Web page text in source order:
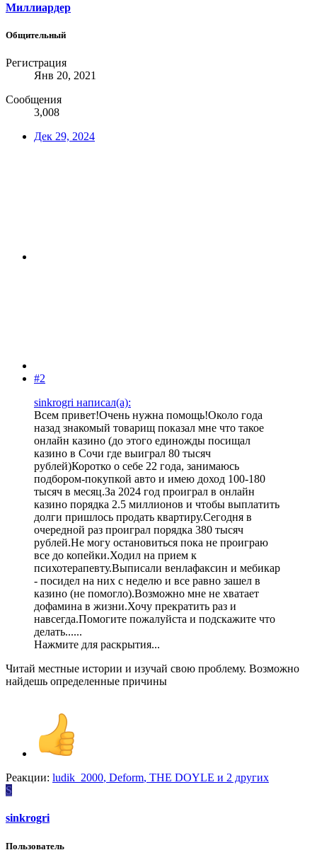
Миллиардер
Общительный
Регистрация
Янв 20, 2021
Сообщения
3,008
Дек 29, 2024
#2
sinkrogri написал(а):
Всем привет!Очень нужна помощь!Около года
назад знакомый товарищ показал мне что такое
онлайн казино (до этого единожды посищал
казино в Сочи где выиграл 80 тысяч
рублей)Коротко о себе 22 года, занимаюсь
подбором-покупкой авто и имею доход 100-180
тысяч в месяц.За 2024 год проиграл в онлайн
казино порядка 2.5 миллионов и чтобы выплатить
долги пришлось продать квартиру.Сегодня в
очередной раз проиграл порядка 380 тысяч
рублей.Не могу остановиться пока не проиграю
все до копейки.Ходил на прием к
психотерапевту.Выписали венлафаксин и мебикар
- посидел на них с неделю и все равно зашел в
казино (не помогло).Возможно мне не хватает
дофамина в жизни.Хочу прекратить раз и
навсегда.Помогите пожалуйста и подскажите что
делать......
Нажмите для раскрытия...
Читай местные истории и изучай свою проблему. Возможно
найдешь определенные причины
Реакции: ludik_2000, Deform, THE DOYLE и 2 других
S
sinkrogri
Пользователь